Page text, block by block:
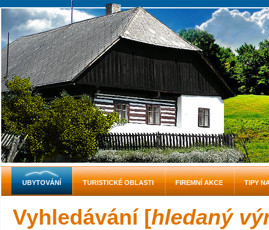
Vyhledávání [hledaný
UBYTOVÁNÍ TURISTICKÉ OBLASTI FIREMNÍ AKCE TIPY